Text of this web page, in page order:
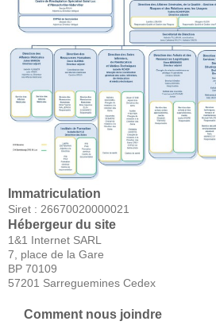
Immatriculation
Siret : 26670020000021
Hébergeur du site
1&1 Internet SARL
7, place de la Gare
BP 70109
57201 Sarreguemines Cedex
Comment nous joindre